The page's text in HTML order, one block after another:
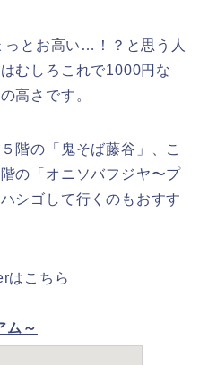
とお高い…！？と思う人
むしろこれで1000円な
高さです。
階の「鬼そば藤谷」、こ
の「オニソバフジヤ〜プ
シゴして行くのもおすす
は こちら
ム～